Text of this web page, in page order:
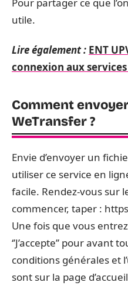
utile.
Lire également : ENT
connexion aux
Comment
WeTransfer ?
Envie d’envoyer un
utiliser ce service en
facile. Rendez-vous sur
commencer, taper :
Une fois que vous
‘’J’accepte’’ pour
conditions générales et
sont sur la page